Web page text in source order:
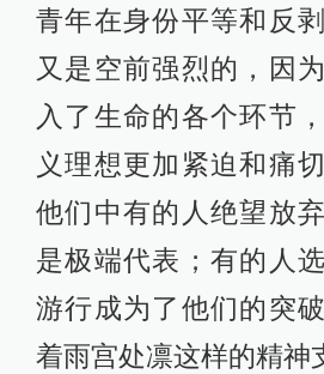
青年在身份平等和反
又是空前强烈的，因
入了生命的各个环节
义理想更加紧迫和痛
他们中有的人绝望放
是极端代表；有的人
游行成为了他们的突
着雨宫处凛这样的精神